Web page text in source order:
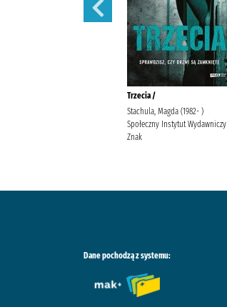
Trzecia /
Stachula, Magda (1982- )
Społeczny Instytut Wydawniczy
Znak
Dane pochodzą z systemu: